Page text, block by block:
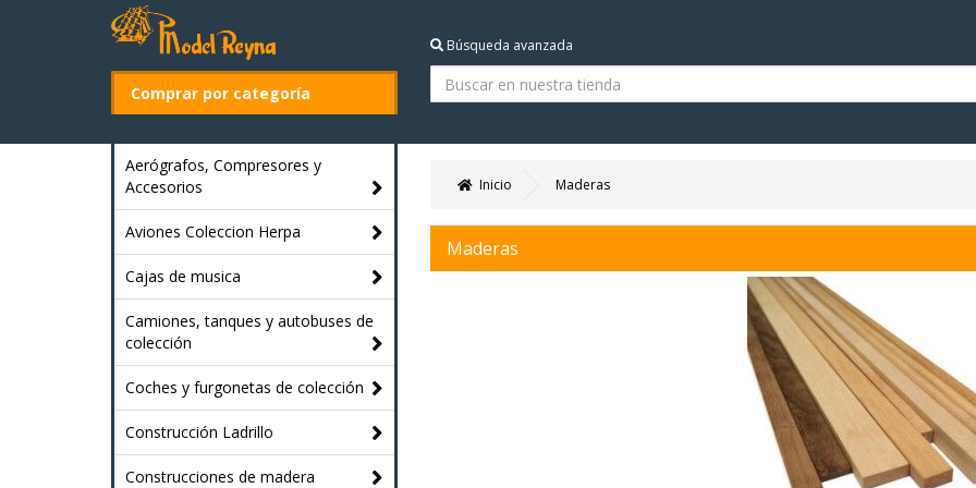
Comprar por categoría
Búsqueda avanzada
Aerógrafos, Compresores y
Accesorios
Aviones Coleccion Herpa
Cajas de musica
Camiones, tanques y autobuses de
colección
Coches y furgonetas de colección
Construcción Ladrillo
Construcciones de madera
Inicio Maderas
Maderas